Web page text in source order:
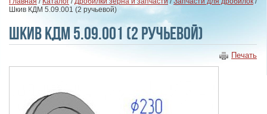
Шкив КДМ 5.09.001 (2 ручьевой)
Шкив КДМ 5.09.001 (2 ручьевой)
Печать